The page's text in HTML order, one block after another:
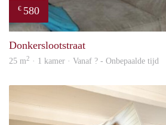
€ 580
Donkerslootstraat
25 m2 · 1 kamer · Vanaf ? - Onbepaalde tijd